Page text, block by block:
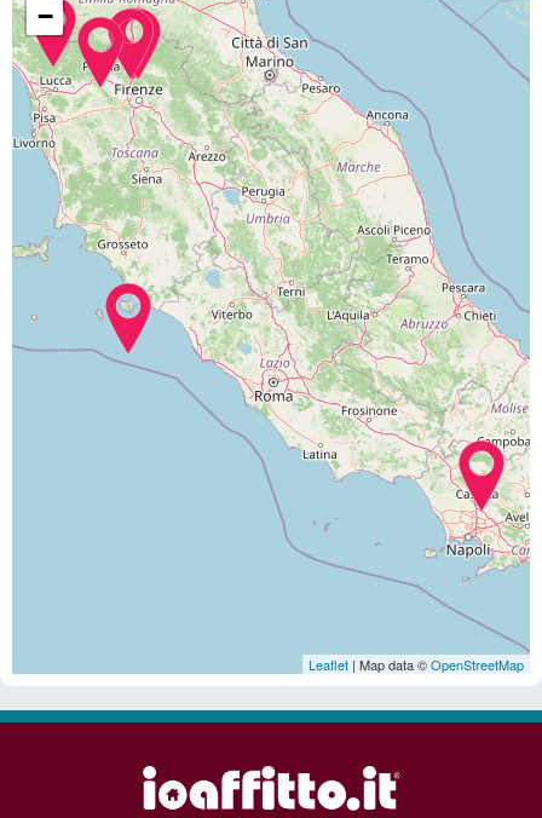
−
Leaflet | Map data ©OpenStreetMap